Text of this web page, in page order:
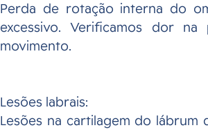
Perda de rotação interna do
excessivo. Verificamos dor
movimento.
Lesões labrais:
Lesões na cartilagem do lábrum